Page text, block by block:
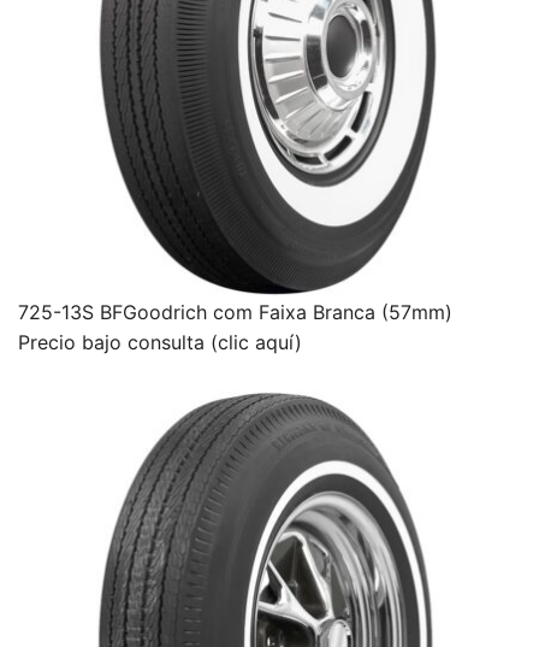
725-13S BFGoodrich com Faixa Branca (57mm)
Precio bajo consulta (clic aquí)